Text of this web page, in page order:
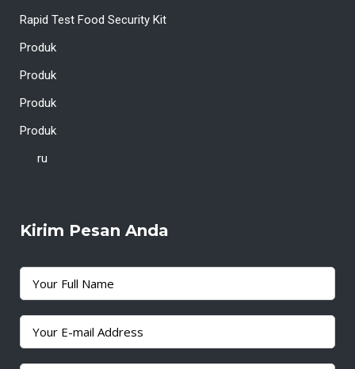
Rapid Test Food Security Kit
Produk
Produk
Produk
Produk
ru
Kirim Pesan Anda